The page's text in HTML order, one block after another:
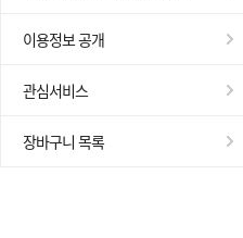
이용정보 공개
관심서비스
장바구니 목록